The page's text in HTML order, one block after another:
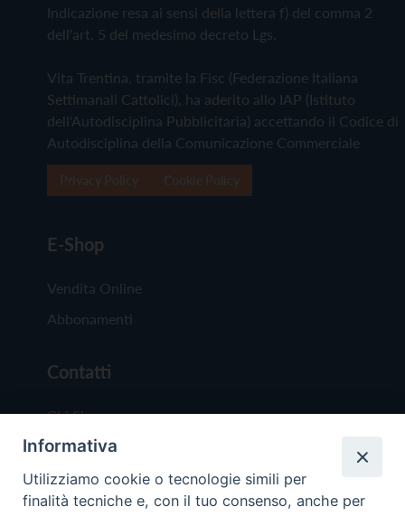
Indicazione resa ai sensi della lettera f) del comma 2
dell'art. 5 del medesimo decreto Lgs.
Vita Trentina, tramite la Fisc (Federazione Italiana
Settimanali Cattolici), ha aderito allo IAP (Istituto
dell'Autodisciplina Pubblicitaria) accettando il Codice di
Autodisciplina della Comunicazione Commerciale
E-Shop
Vendita Online
Abbonamenti
Contatti
Chi Siamo
Redazione
Scrivici
Informativa
Utilizziamo cookie o tecnologie simili per
finalità tecniche e, con il tuo consenso, anche per